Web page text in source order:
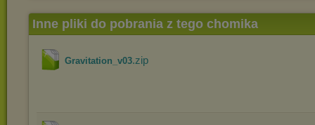
Inne pliki do pobrania z tego chomika
Gravitation_v03.zip